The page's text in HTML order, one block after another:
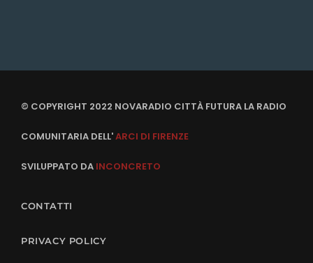
© COPYRIGHT 2022 NOVARADIO CITTÀ FUTURA LA RADIO
COMUNITARIA DELL'ARCI DI FIRENZE
SVILUPPATO DA INCONCRETO
CONTATTI
PRIVACY POLICY